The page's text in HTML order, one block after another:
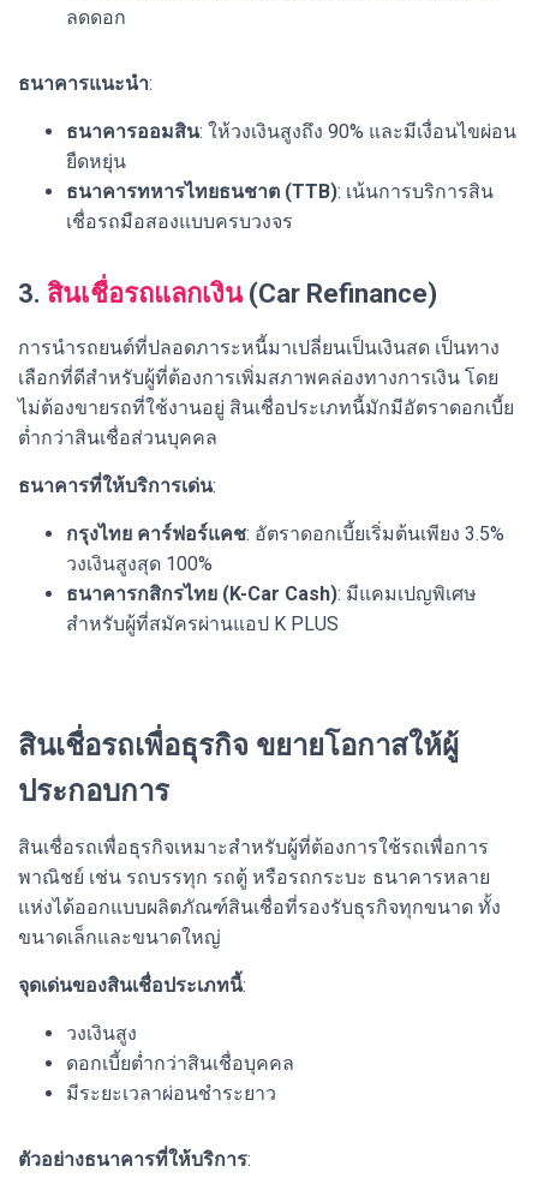
ลดดอก
ธนาคารแนะนำ:
ธนาคารออมสิน: ให้วงเงินสูงถึง 90% และมีเงื่อนไขผ่อน
ยืดหยุ่น
ธนาคารทหารไทยธนชาต (TTB): เน้นการบริการสิน
เชื่อรถมือสองแบบครบวงจร
3. สินเชื่อรถแลกเงิน(Car Refinance)
การนำรถยนต์ที่ปลอดภาระหนี้มาเปลี่ยนเป็นเงินสด เป็นทาง
เลือกที่ดีสำหรับผู้ที่ต้องการเพิ่มสภาพคล่องทางการเงิน โดย
ไม่ต้องขายรถที่ใช้งานอยู่ สินเชื่อประเภทนี้มักมีอัตราดอกเบี้ย
ต่ำกว่าสินเชื่อส่วนบุคคล
ธนาคารที่ให้บริการเด่น:
กรุงไทย คาร์ฟอร์แคช: อัตราดอกเบี้ยเริ่มต้นเพียง 3.5%
วงเงินสูงสุด 100%
ธนาคารกสิกรไทย (K-Car Cash): มีแคมเปญพิเศษ
สำหรับผู้ที่สมัครผ่านแอป K PLUS
สินเชื่อรถเพื่อธุรกิจ ขยายโอกาสให้ผู้
ประกอบการ
สินเชื่อรถเพื่อธุรกิจเหมาะสำหรับผู้ที่ต้องการใช้รถเพื่อการ
พาณิชย์ เช่น รถบรรทุก รถตู้ หรือรถกระบะ ธนาคารหลาย
แห่งได้ออกแบบผลิตภัณฑ์สินเชื่อที่รองรับธุรกิจทุกขนาด ทั้ง
ขนาดเล็กและขนาดใหญ่
จุดเด่นของสินเชื่อประเภทนี้:
วงเงินสูง
ดอกเบี้ยต่ำกว่าสินเชื่อบุคคล
มีระยะเวลาผ่อนชำระยาว
ตัวอย่างธนาคารที่ให้บริการ: